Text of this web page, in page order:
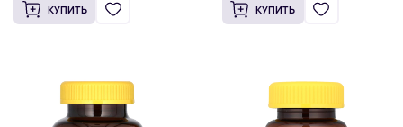
КУПИТЬ КУПИТЬ